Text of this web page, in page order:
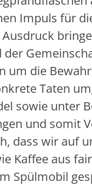
Impuls für
um die
Taten
sowie unter
und somit
dass wir auf
Kaffee aus
Spülmobil